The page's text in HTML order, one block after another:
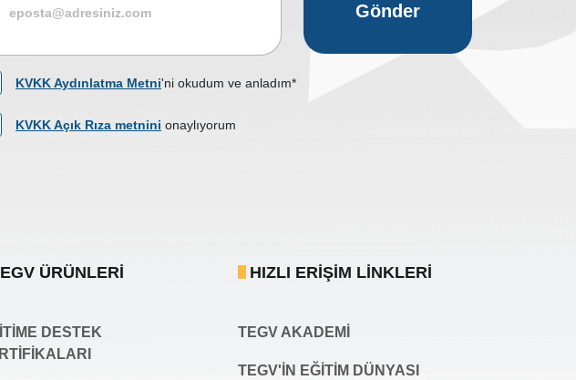
Gönder
KVKK Aydınlatma Metni'ni okudum ve anladım*
KVKK Açık Rıza metnini onaylıyorum
ÜRÜNLERI
DESTEK
HIZLI ERIŞIM LINKLERI
TEGV AKADEMI
TEGV'İN EĞİTİM DÜNYASI